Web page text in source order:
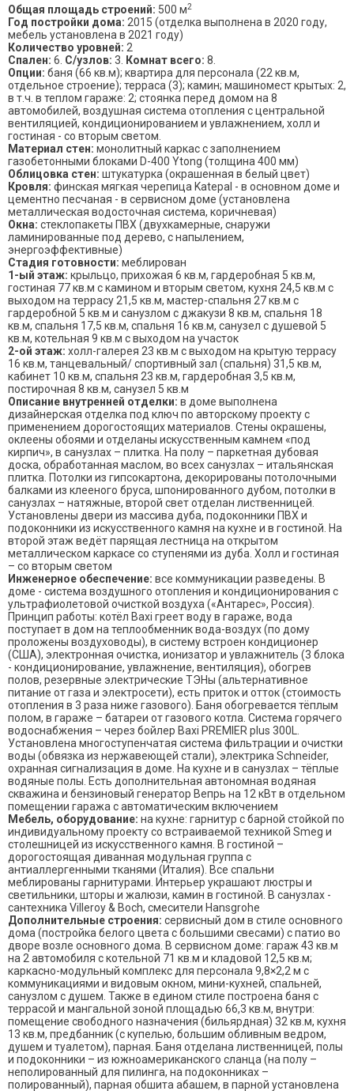
Общая площадь строений: 500 м2
Год постройки дома: 2015 (отделка выполнена в 2020 году,
мебель установлена в 2021 году)
Количество уровней: 2
Спален: 6. С/узлов: 3. Комнат всего: 8.
Опции: баня (66 кв.м); квартира для персонала (22 кв.м,
отдельное строение); терраса (3); камин; машиномест крытых: 2,
в т.ч. в теплом гараже: 2; стоянка перед домом на 8
автомобилей, воздушная система отопления с центральной
вентиляцией, кондиционированием и увлажнением, холл и
гостиная - со вторым светом.
Материал стен: монолитный каркас с заполнением
газобетонными блоками D-400 Ytong (толщина 400 мм)
Облицовка стен: штукатурка (окрашенная в белый цвет)
Кровля: финская мягкая черепица Katepal - в основном доме и
цементно песчаная - в сервисном доме (установлена
металлическая водосточная система, коричневая)
Окна: стеклопакеты ПВХ (двухкамерные, снаружи
ламинированные под дерево, с напылением,
энергоэффективные)
Стадия готовности: меблирован
1-ый этаж: крыльцо, прихожая 6 кв.м, гардеробная 5 кв.м,
гостиная 77 кв.м с камином и вторым светом, кухня 24,5 кв.м с
выходом на террасу 21,5 кв.м, мастер-спальня 27 кв.м с
гардеробной 5 кв.м и санузлом с джакузи 8 кв.м, спальня 18
кв.м, спальня 17,5 кв.м, спальня 16 кв.м, санузел с душевой 5
кв.м, котельная 9 кв.м с выходом на участок
2-ой этаж: холл-галерея 23 кв.м с выходом на крытую террасу
16 кв.м, танцевальный/ спортивный зал (спальня) 31,5 кв.м,
кабинет 10 кв.м, спальня 23 кв.м, гардеробная 3,5 кв.м,
постирочная 8 кв.м, санузел 5 кв.м
Описание внутренней отделки: в доме выполнена
дизайнерская отделка под ключ по авторскому проекту с
применением дорогостоящих материалов. Стены окрашены,
оклеены обоями и отделаны искусственным камнем «под
кирпич», в санузлах – плитка. На полу – паркетная дубовая
доска, обработанная маслом, во всех санузлах – итальянская
плитка. Потолки из гипсокартона, декорированы потолочными
балками из клееного бруса, шпонированного дубом, потолки в
санузлах – натяжные, второй свет отделан лиственницей.
Установлены двери из массива дуба, подоконники ПВХ и
подоконники из искусственного камня на кухне и в гостиной. На
второй этаж ведёт парящая лестница на открытом
металлическом каркасе со ступенями из дуба. Холл и гостиная
– со вторым светом
Инженерное обеспечение: все коммуникации разведены. В
доме - система воздушного отопления и кондиционирования с
ультрафиолетовой очисткой воздуха («Антарес», Россия).
Принцип работы: котёл Baxi греет воду в гараже, вода
поступает в дом на теплообменник вода-воздух (по дому
проложены воздуховоды), в систему встроен кондиционер
(США), электронная очистка, ионизатор и увлажнитель (3 блока
- кондиционирование, увлажнение, вентиляция), обогрев
полов, резервные электрические ТЭНы (альтернативное
питание от газа и электросети), есть приток и отток (стоимость
отопления в 3 раза ниже газового). Баня обогревается тёплым
полом, в гараже – батареи от газового котла. Система горячего
водоснабжения – через бойлер Baxi PREMIER plus 300L.
Установлена многоступенчатая система фильтрации и очистки
воды (обвязка из нержавеющей стали), электрика Schneider,
охранная сигнализация в доме. На кухне и в санузлах – тёплые
водяные полы. Есть дополнительная автономная водяная
скважина и бензиновый генератор Вепрь на 12 кВт в отдельном
помещении гаража с автоматическим включением
Мебель, оборудование: на кухне: гарнитур с барной стойкой по
индивидуальному проекту со встраиваемой техникой Smeg и
столешницей из искусственного камня. В гостиной –
дорогостоящая диванная модульная группа с
антиаллергенными тканями (Италия). Все спальни
меблированы гарнитурами. Интерьер украшают люстры и
светильники, шторы и жалюзи, камин в гостиной. В санузлах -
сантехника Villeroy & Boch, смесители Hansgrohe
Дополнительные строения: сервисный дом в стиле основного
дома (постройка белого цвета с большими свесами) с патио во
дворе возле основного дома. В сервисном доме: гараж 43 кв.м
на 2 автомобиля с котельной 71 кв.м и кладовой 12,5 кв.м;
каркасно-модульный комплекс для персонала 9,8×2,2 м с
коммуникациями и видовым окном, мини-кухней, спальней,
санузлом с душем. Также в едином стиле построена баня с
террасой и мангальной зоной площадью 66,3 кв.м, внутри:
помещение свободного назначения (бильярдная) 32 кв.м, кухня
13 кв.м, предбанник (с купелью, большим обливным ведром,
душем и туалетом), парная. Баня отделана лиственницей, полы
и подоконники – из южноамериканского сланца (на полу –
неполированный для пилинга, на подоконниках –
полированный), парная обшита абашем, в парной установлена